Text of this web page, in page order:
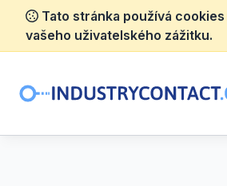
Tato stránka používá
vašeho uživatelského zážitku.